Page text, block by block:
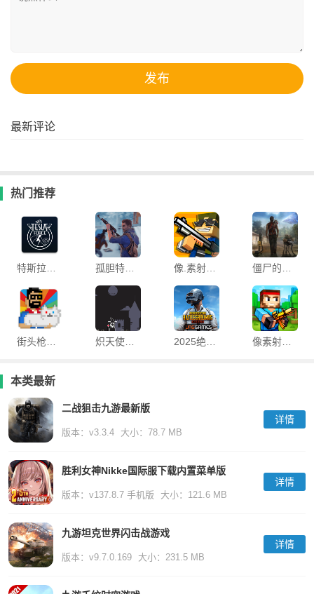
最新评论
热门推荐
孤胆特工游戏中文版 像.素射击官服最新版
炽天使的最后生存手机版 像素射击枪战游戏
本类最新
二战狙击九游最新版
版本：v3.3.4 大小：78.7 MB
详情
胜利女神Nikke国际服下载内置菜单版
版本：v137.8.7 手机版 大小：121.6 MB
详情
九游坦克世界闪击战游戏
版本：v9.7.0.169 大小：231.5 MB
详情